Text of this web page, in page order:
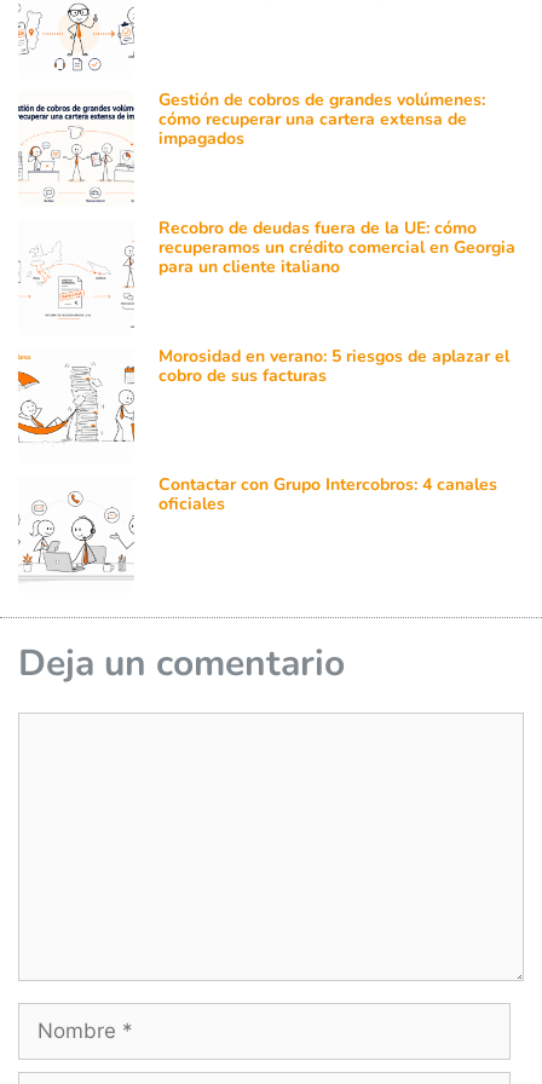
Gestión de cobros de grandes volúmenes:
cómo recuperar una cartera extensa de
impagados
Recobro de deudas fuera de la UE: cómo
recuperamos un crédito comercial en Georgia
para un cliente italiano
Morosidad en verano: 5 riesgos de aplazar el
cobro de sus facturas
Contactar con Grupo Intercobros: 4 canales
oficiales
Deja un comentario